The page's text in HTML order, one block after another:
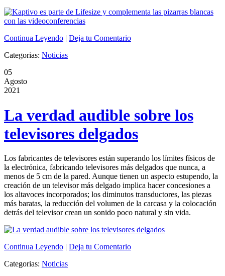
Continua Leyendo | Deja tu Comentario
Categorias: Noticias
05
Agosto
2021
La verdad audible sobre los
televisores delgados
Los fabricantes de televisores están superando los límites físicos de
la electrónica, fabricando televisores más delgados que nunca, a
menos de 5 cm de la pared. Aunque tienen un aspecto estupendo, la
creación de un televisor más delgado implica hacer concesiones a
los altavoces incorporados; los diminutos transductores, las piezas
más baratas, la reducción del volumen de la carcasa y la colocación
detrás del televisor crean un sonido poco natural y sin vida.
Continua Leyendo | Deja tu Comentario
Categorias: Noticias